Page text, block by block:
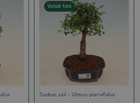
Valódi fotó
Szobai szil - Ulmus parvifolia